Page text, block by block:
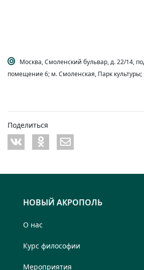
Москва, Смоленский бульвар, д. 22/14,
помещение 6; м. Смоленская, Парк культуры;
Поделиться
НОВЫЙ АКРОПОЛЬ
О нас
Курс философии
Мероприятия